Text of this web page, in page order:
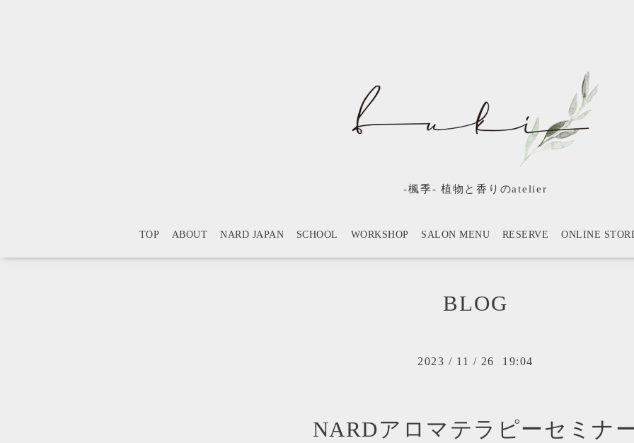
-楓季- 植物と香りのatelier
TOP ABOUT NARD JAPAN SCHOOL WORKSHOP SALON MENU RESERVE ONLINE
BLOG
2023 / 11 / 26 19:04
NARDアロマテラピーセミナ